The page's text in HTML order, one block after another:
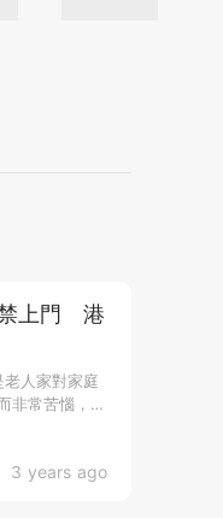
3 years ago
禁上門 港
人家對家庭
非常苦惱，他